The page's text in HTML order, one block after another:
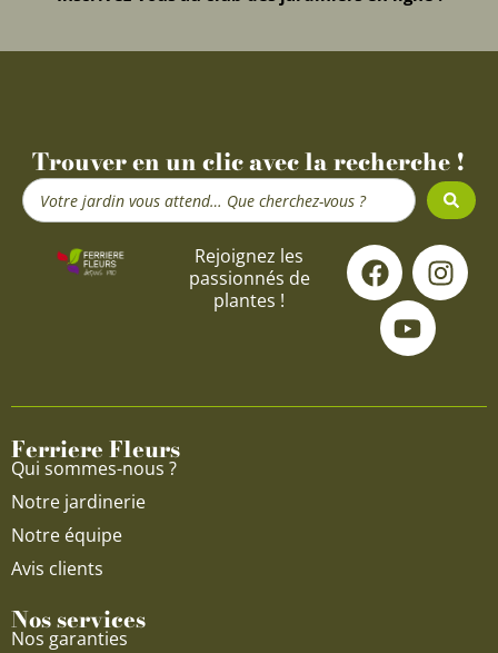
Trouver en un clic avec la recherche !
Search
...
Rejoignez les
passionnés de
plantes !
F
a
c
e
o
I
n
s
g
Y
o
u
t
u
b
Ferriere Fleurs
Qui sommes-nous ?
Notre jardinerie
Notre équipe
Avis clients
Nos services
Nos garanties